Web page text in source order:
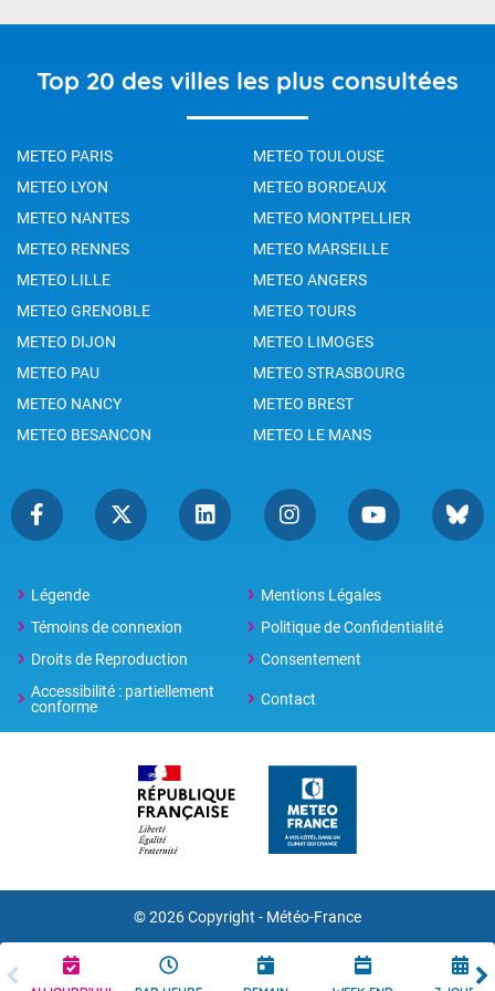
Top 20 des villes les plus consultées
METEO PARIS
METEO TOULOUSE
METEO LYON
METEO BORDEAUX
METEO NANTES
METEO MONTPELLIER
METEO RENNES
METEO MARSEILLE
METEO LILLE
METEO ANGERS
METEO GRENOBLE
METEO TOURS
METEO DIJON
METEO LIMOGES
METEO PAU
METEO STRASBOURG
METEO NANCY
METEO BREST
METEO BESANCON
METEO LE MANS
Légende
Mentions Légales
Témoins de connexion
Politique de Confidentialité
Droits de Reproduction
Consentement
Accessibilité : partiellement
conforme
Contact
© 2026 Copyright - Météo-France